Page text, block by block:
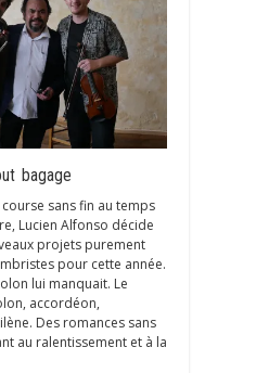
bagage
sans fin au temps
Lucien Alfonso décide
projets purement
pour cette année.
lui manquait. Le
accordéon,
Des romances sans
au ralentissement et à la